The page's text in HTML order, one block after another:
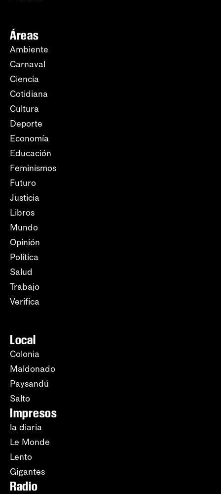
Áreas
Ambiente
Carnaval
Ciencia
Cotidiana
Cultura
Deporte
Economía
Educación
Feminismos
Futuro
Justicia
Libros
Mundo
Opinión
Política
Salud
Trabajo
Verifica
Local
Colonia
Maldonado
Paysandú
Salto
Impresos
la diaria
Le Monde
Lento
Gigantes
Radio